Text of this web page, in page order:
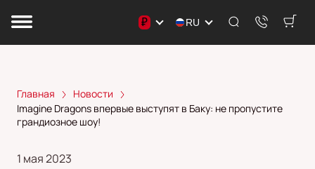
₽ RU
Главная
Новости
Imagine Dragons впервые выступят в Баку: не пропустите
грандиозное шоу!
1 мая 2023